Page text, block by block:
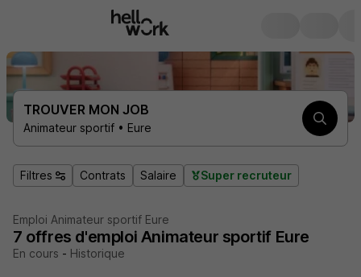
TROUVER MON JOB
Animateur sportif • Eure
Filtres Contrats Salaire Super recruteur
Emploi Animateur sportif Eure
7 offres d'emploi Animateur sportif Eure
En cours - Historique